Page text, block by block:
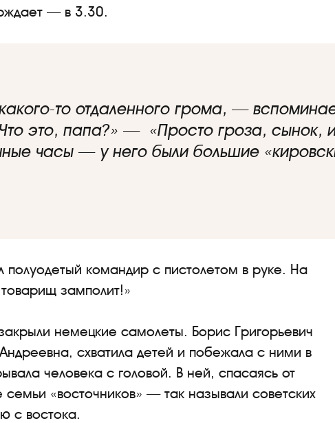
— в 3.30.
то отдаленного грома, —
это, папа?» — «Просто гроза, сынок,
часы — у него были большие
командир с пистолетом в руке. На
замполит!»
немецкие самолеты. Борис Григорьевич
схватила детей и побежала с ними в
человека с головой. В ней, спасаясь от
«восточников» — так называли советских
с востока.